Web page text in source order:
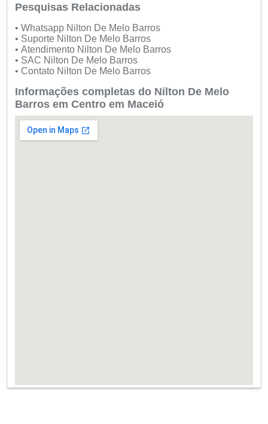
Pesquisas Relacionadas
• Whatsapp Nilton De Melo Barros
• Suporte Nilton De Melo Barros
• Atendimento Nilton De Melo Barros
• SAC Nilton De Melo Barros
• Contato Nilton De Melo Barros
Informações completas do Nilton De Melo
Barros em Centro em Maceió